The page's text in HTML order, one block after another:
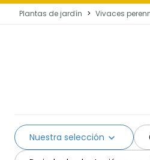
Plantas de jardín > Vivaces
Nuestra selección